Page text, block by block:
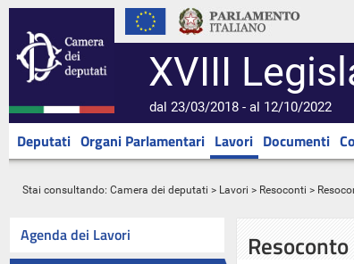
XVIII
dal 23/03/2018 - al 12/10/2022
Deputati Organi Parlamentari Lavori Documenti
Stai consultando: Camera dei deputati > Lavori > Resoconti >
Agenda dei Lavori